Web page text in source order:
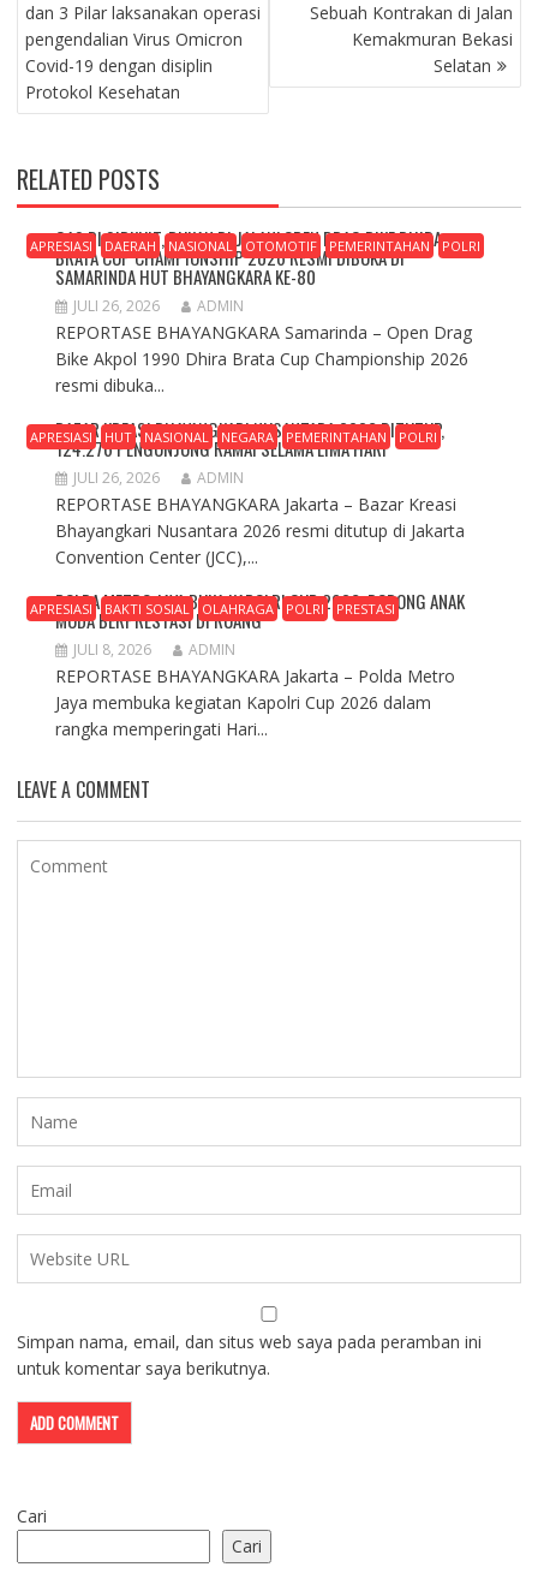
dan 3 Pilar laksanakan operasi
pengendalian Virus Omicron
Covid-19 dengan disiplin
Protokol Kesehatan
Sebuah Kontrakan di Jalan
Kemakmuran Bekasi
Selatan
RELATED POSTS
APRESIASI DAERAH NASIONAL OTOMOTIF PEMERINTAHAN POLRI
GAS DI SIRKUIT, BUKAN DI JALAN! OPEN DRAG BIKE DHIRA
BRATA CUP CHAMPIONSHIP 2026 RESMI DIBUKA DI
SAMARINDA HUT BHAYANGKARA KE-80
JULI 26, 2026 ADMIN
REPORTASE BHAYANGKARA Samarinda – Open Drag
Bike Akpol 1990 Dhira Brata Cup Championship 2026
resmi dibuka...
APRESIASI HUT NASIONAL NEGARA PEMERINTAHAN POLRI
BAZAR KREASI BHAYANGKARI NUSANTARA 2026 DITUTUP,
124.276 PENGUNJUNG RAMAI SELAMA LIMA HARI
JULI 26, 2026 ADMIN
REPORTASE BHAYANGKARA Jakarta – Bazar Kreasi
Bhayangkari Nusantara 2026 resmi ditutup di Jakarta
Convention Center (JCC),...
APRESIASI BAKTI SOSIAL OLAHRAGA POLRI PRESTASI
POLDA METRO JAYA BUKA KAPOLRI CUP 2026, DORONG ANAK
MUDA BERPRESTASI DI RUANG
JULI 8, 2026 ADMIN
REPORTASE BHAYANGKARA Jakarta – Polda Metro
Jaya membuka kegiatan Kapolri Cup 2026 dalam
rangka memperingati Hari...
LEAVE A COMMENT
Simpan nama, email, dan situs web saya pada peramban ini
untuk komentar saya berikutnya.
Cari
Cari